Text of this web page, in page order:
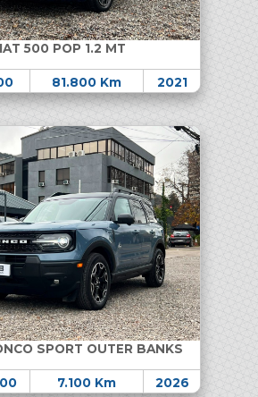
500 POP 1.2 MT
81.800 Km 2021
SPORT OUTER BANKS
7.100 Km 2026